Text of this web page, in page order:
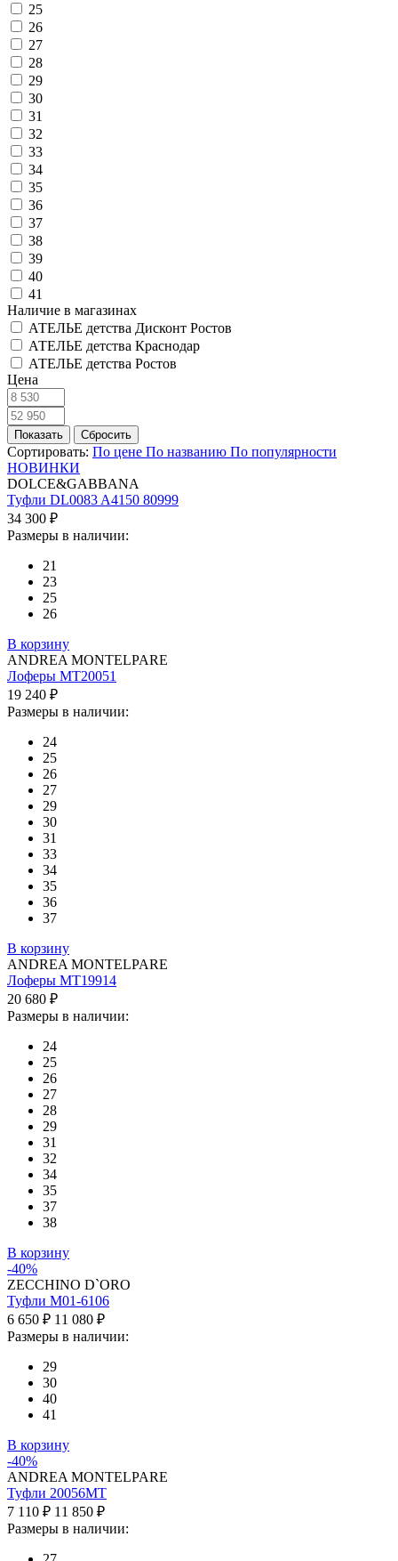
25
26
27
28
29
30
31
32
33
34
35
36
37
38
39
40
41
Наличие в магазинах
АТЕЛЬЕ детства Дисконт Ростов
АТЕЛЬЕ детства Краснодар
АТЕЛЬЕ детства Ростов
Цена
Сортировать: По цене По названию По популярности
НОВИНКИ
DOLCE&GABBANA
Туфли DL0083 A4150 80999
34 300 ₽
Размеры в наличии:
21
23
25
26
В корзину
ANDREA MONTELPARE
Лоферы MT20051
19 240 ₽
Размеры в наличии:
24
25
26
27
29
30
31
33
34
35
36
37
В корзину
ANDREA MONTELPARE
Лоферы MT19914
20 680 ₽
Размеры в наличии:
24
25
26
27
28
29
31
32
34
35
37
38
В корзину
-40%
ZECCHINO D`ORO
Туфли M01-6106
6 650 ₽ 11 080 ₽
Размеры в наличии:
29
30
40
41
В корзину
-40%
ANDREA MONTELPARE
Туфли 20056MT
7 110 ₽ 11 850 ₽
Размеры в наличии: